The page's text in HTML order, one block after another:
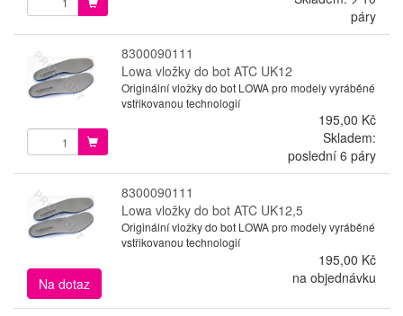
páry
8300090111
Lowa vložky do bot ATC UK12
Originální vložky do bot LOWA pro modely vyráběné
vstřikovanou technologií
195,00 Kč
Skladem:
poslední 6 páry
8300090111
Lowa vložky do bot ATC UK12,5
Originální vložky do bot LOWA pro modely vyráběné
vstřikovanou technologií
195,00 Kč
Na dotaz
na objednávku